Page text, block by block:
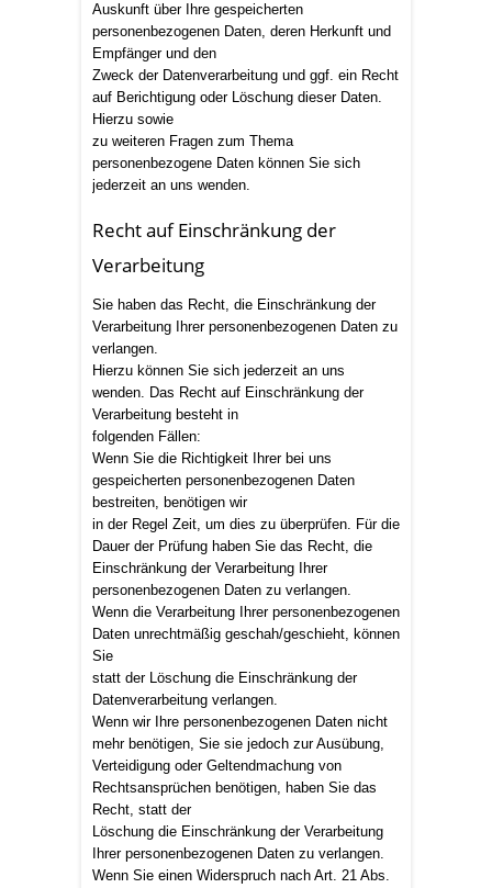
Auskunft über Ihre gespeicherten
personenbezogenen Daten, deren Herkunft und
Empfänger und den
Zweck der Datenverarbeitung und ggf. ein Recht
auf Berichtigung oder Löschung dieser Daten.
Hierzu sowie
zu weiteren Fragen zum Thema
personenbezogene Daten können Sie sich
jederzeit an uns wenden.
Recht auf Einschränkung der
Verarbeitung
Sie haben das Recht, die Einschränkung der
Verarbeitung Ihrer personenbezogenen Daten zu
verlangen.
Hierzu können Sie sich jederzeit an uns
wenden. Das Recht auf Einschränkung der
Verarbeitung besteht in
folgenden Fällen:
Wenn Sie die Richtigkeit Ihrer bei uns
gespeicherten personenbezogenen Daten
bestreiten, benötigen wir
in der Regel Zeit, um dies zu überprüfen. Für die
Dauer der Prüfung haben Sie das Recht, die
Einschränkung der Verarbeitung Ihrer
personenbezogenen Daten zu verlangen.
Wenn die Verarbeitung Ihrer personenbezogenen
Daten unrechtmäßig geschah/geschieht, können
Sie
statt der Löschung die Einschränkung der
Datenverarbeitung verlangen.
Wenn wir Ihre personenbezogenen Daten nicht
mehr benötigen, Sie sie jedoch zur Ausübung,
Verteidigung oder Geltendmachung von
Rechtsansprüchen benötigen, haben Sie das
Recht, statt der
Löschung die Einschränkung der Verarbeitung
Ihrer personenbezogenen Daten zu verlangen.
Wenn Sie einen Widerspruch nach Art. 21 Abs.